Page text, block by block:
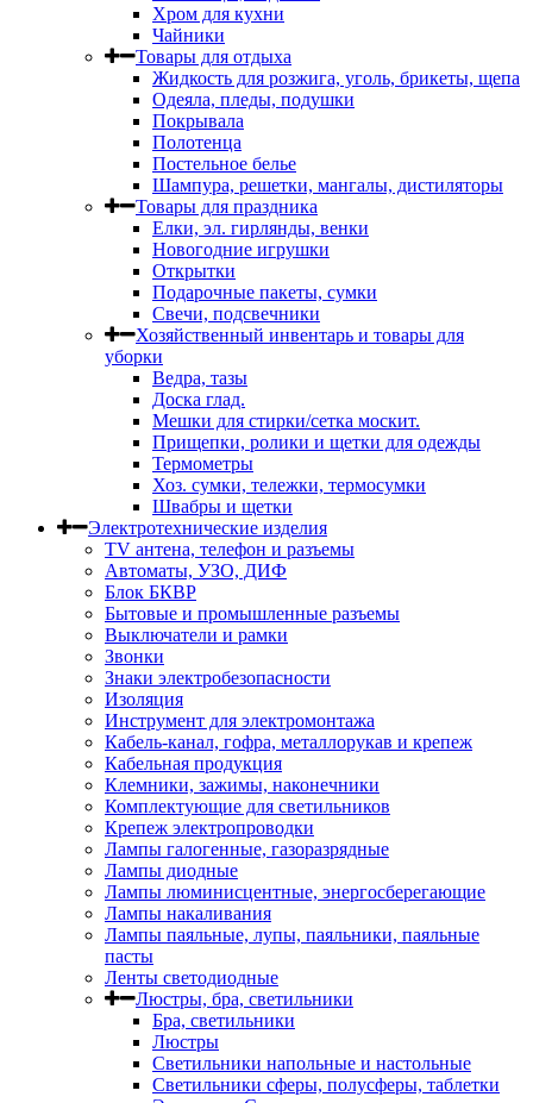
Хром для кухни
Чайники
Товары для отдыха
Жидкость для розжига, уголь, брикеты, щепа
Одеяла, пледы, подушки
Покрывала
Полотенца
Постельное белье
Шампура, решетки, мангалы, дистиляторы
Товары для праздника
Елки, эл. гирлянды, венки
Новогодние игрушки
Открытки
Подарочные пакеты, сумки
Свечи, подсвечники
Хозяйственный инвентарь и товары для
уборки
Ведра, тазы
Доска глад.
Мешки для стирки/сетка москит.
Прищепки, ролики и щетки для одежды
Термометры
Хоз. сумки, тележки, термосумки
Швабры и щетки
Электротехнические изделия
TV aнтена, телефон и разъемы
Автоматы, УЗО, ДИФ
Блок БКВР
Бытовые и промышленные разъемы
Выключатели и рамки
Звонки
Знаки электробезопасности
Изоляция
Инструмент для электромонтажа
Кабель-канал, гофра, металлорукав и крепеж
Кабельная продукция
Клемники, зажимы, наконечники
Комплектующие для светильников
Крепеж электропроводки
Лампы галогенные, газоразрядные
Лампы диодные
Лампы люминисцентные, энергосберегающие
Лампы накаливания
Лампы паяльные, лупы, паяльники, паяльные
пасты
Ленты светодиодные
Люстры, бра, светильники
Бра, светильники
Люстры
Светильники напольные и настольные
Светильники сферы, полусферы, таблетки